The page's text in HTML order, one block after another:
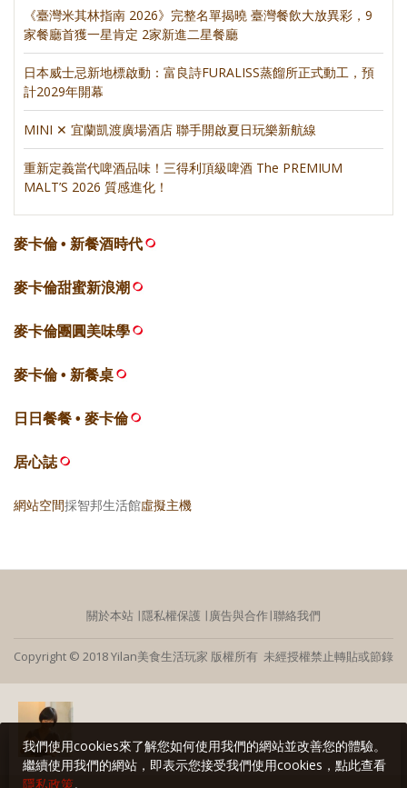
《臺灣米其林指南 2026》完整名單揭曉 臺灣餐飲大放異彩，9
家餐廳首獲一星肯定 2家新進二星餐廳
日本威士忌新地標啟動：富良詩FURALISS蒸餾所正式動工，預
計2029年開幕
MINI ✕ 宜蘭凱渡廣場酒店 聯手開啟夏日玩樂新航線
重新定義當代啤酒品味！三得利頂級啤酒 The PREMIUM
MALT’S 2026 質感進化！
麥卡倫 • 新餐酒時代
麥卡倫甜蜜新浪潮
麥卡倫團圓美味學
麥卡倫 • 新餐桌
日日餐餐 • 麥卡倫
居心誌
網站空間採智邦生活館虛擬主機
關於本站 ∣隱私權保護 ∣ 廣告與合作∣聯絡我們
Copyright © 2018 Yilan美食生活玩家 版權所有 未經授權禁止轉貼或節錄
我們使用cookies來了解您如何使用我們的網站並改善您的體驗。
繼續使用我們的網站，即表示您接受我們使用cookies，點此查看
隱私政策。